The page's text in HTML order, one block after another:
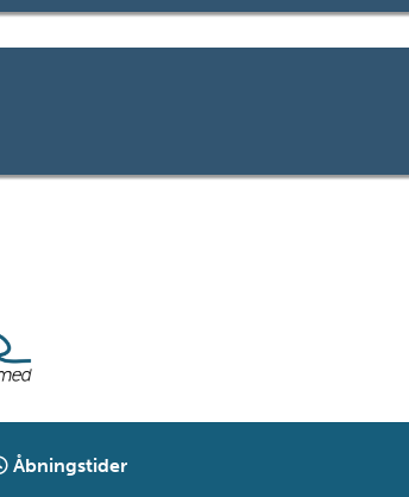
Åbningstider